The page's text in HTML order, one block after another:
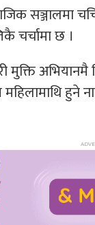
सञ्जालमा
चर्चामा छ ।
मुक्ति
हुने